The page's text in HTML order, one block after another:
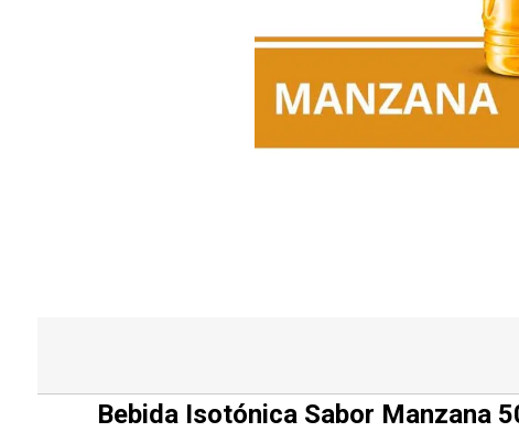
Bebida Isotónica Sabor Manzana